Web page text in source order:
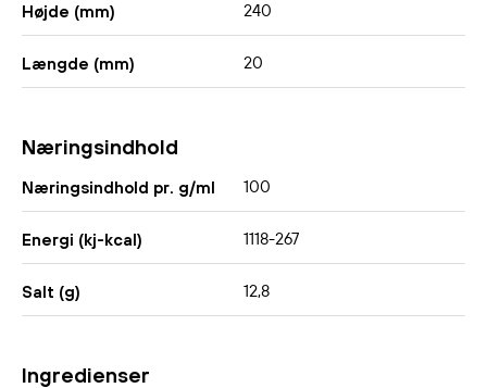
Højde (mm) 240
Længde (mm) 20
Næringsindhold
Næringsindhold pr. g/ml 100
Energi (kj-kcal) 1118-267
Salt (g) 12,8
Ingredienser